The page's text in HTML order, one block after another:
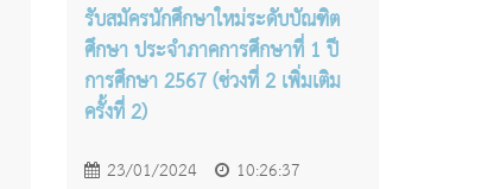
รับสมัครนักศึกษาใหม่ระดับบัณฑิต
ศึกษา ประจำภาคการศึกษาที่ 1 ปี
การศึกษา 2567 (ช่วงที่ 2 เพิ่มเติม
ครั้งที่ 2)
23/01/2024 10:26:37